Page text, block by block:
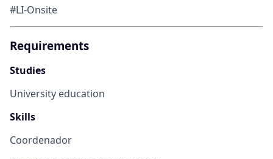
#LI-Onsite
Requirements
Studies
University education
Skills
Coordenador